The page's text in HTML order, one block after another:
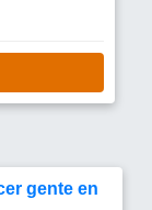
gente en